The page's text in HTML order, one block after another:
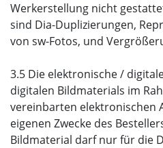
Werkerstellung nicht
sind Dia-Duplizierungen,
von sw-Fotos, und
3.5 Die elektronische /
digitalen Bildmaterials im
vereinbarten elektronischen
eigenen Zwecke des
Bildmaterial darf nur für die